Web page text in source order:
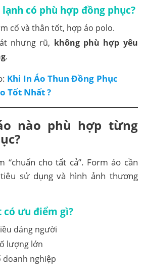
có phù hợp đồng phục?
cổ và thân tốt, hợp áo polo.
nhưng rũ, không phù hợp yêu
.
Khi In Áo Thun Đồng Phục
Tốt Nhất ?
nào phù hợp từng
“chuẩn cho tất cả”. Form áo cần
sử dụng và hình ảnh thương
ưu điểm gì?
dáng người
lượng lớn
doanh nghiệp